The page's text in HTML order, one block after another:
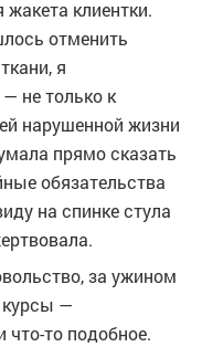
жакета клиентки.
отменить
я
не только к
нарушенной жизни
прямо сказать
обязательства
на спинке стула
за ужином
курсы —
то подобное.